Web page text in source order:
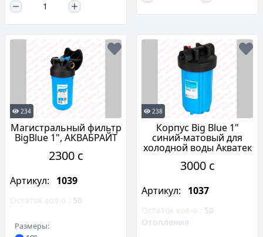
234
Магистральный фильтр
BigBlue 1", АКВАБРАЙТ
2300 c
Артикул: 1039
Остаток кол-о : 50
Размеры:
238
Корпус Вig Вlue 1"
синий-матовый для
холодной воды Акватек
3000 c
Артикул: 1037
Остаток кол-о : 50
Отопления